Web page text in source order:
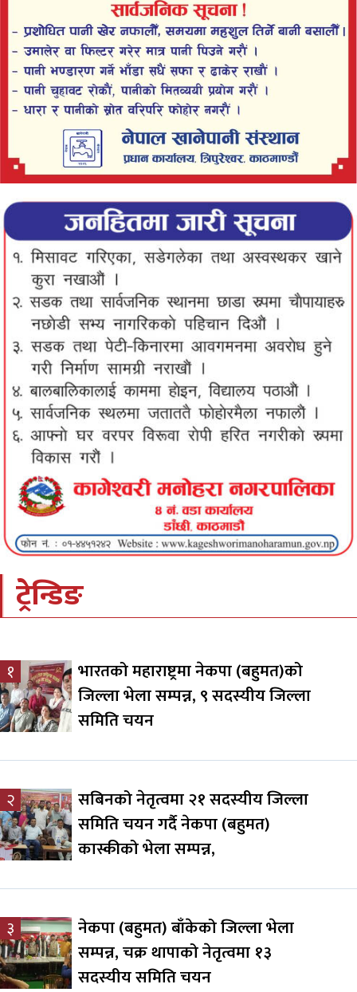
ट्रेन्डिङ
१
भारतको महाराष्ट्रमा नेकपा (बहुमत)को
जिल्ला भेला सम्पन्न, ९ सदस्यीय जिल्ला
समिति चयन
२
सबिनको नेतृत्वमा २१ सदस्यीय जिल्ला
समिति चयन गर्दै नेकपा (बहुमत)
कास्कीको भेला सम्पन्न,
३
नेकपा (बहुमत) बाँकेको जिल्ला भेला
सम्पन्न, चक्र थापाको नेतृत्वमा १३
सदस्यीय समिति चयन